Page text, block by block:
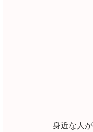
身近な人